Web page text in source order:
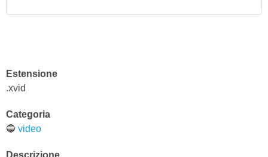
Estensione
.xvid
Categoria
🔵 video
Descrizione